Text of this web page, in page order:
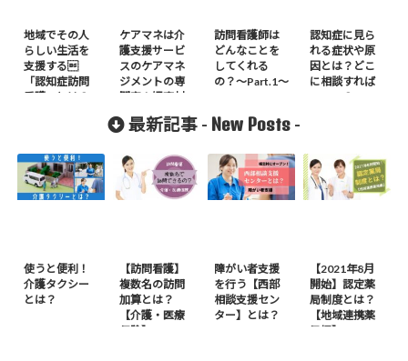
地域でその人
らしい生活を
支援する
「認知症訪問
看護」とは？
ケアマネは介
護支援サービ
スのケアマネ
ジメントの専
門家！嬬恋村
のケアマネの
事も知りた
訪問看護師は
どんなことを
してくれる
の？〜Part.1〜
認知症に見ら
れる症状や原
因とは？どこ
に相談すれば
いいの？
最新記事 - New Posts -
使うと便利！
介護タクシー
とは？
【訪問看護】
複数名の訪問
加算とは？
【介護・医療
保険】
障がい者支援
を行う【西部
相談支援セン
ター】とは？
【2021年8月
開始】認定薬
局制度とは？
【地域連携薬
局編】